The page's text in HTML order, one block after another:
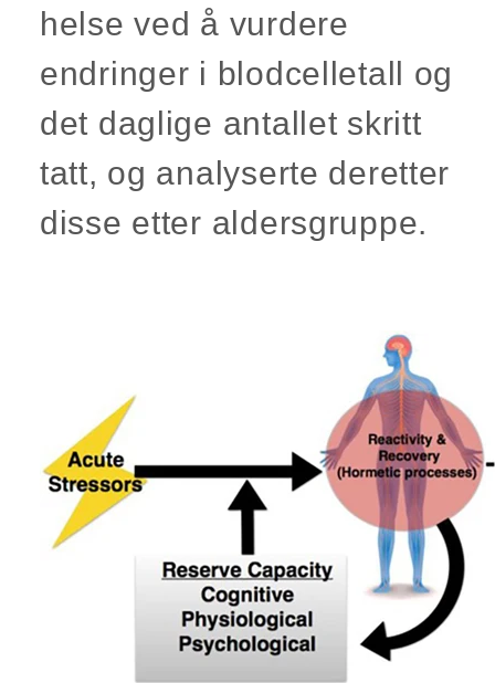
helse ved å vurdere
endringer i blodcelletall og
det daglige antallet skritt
tatt, og analyserte deretter
disse etter aldersgruppe.